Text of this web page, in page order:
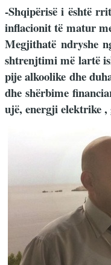
-Shqipërisë i është
inflacionit të matur
Megjithatë ndryshe
shtrenjtimi më lartë
pije alkoolike dhe
dhe shërbime
ujë, energji elektrike